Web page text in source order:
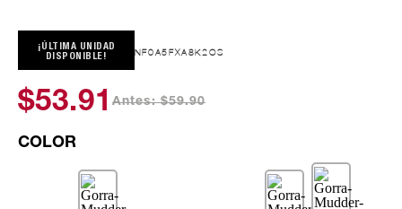
¡ÚLTIMA UNIDAD
DISPONIBLE!
NF0A5FXA8K2OS
$53.91 Antes: $59.90